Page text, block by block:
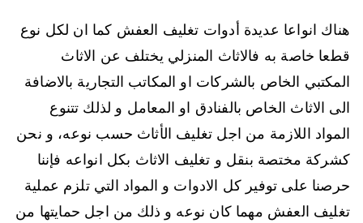
هناك انواعا عديدة أدوات تغليف العفش كما ان لكل نوع
قطعا خاصة به فالاثاث المنزلي يختلف عن الاثاث
المكتبي الخاص بالشركات او المكاتب التجارية بالاضافة
الى الاثاث الخاص بالفنادق او المعامل و لذلك تتنوع
المواد اللازمة من اجل تغليف الأثاث حسب نوعه، و نحن
كشركة مختصة بنقل و تغليف الاثاث بكل انواعه فإننا
حرصنا على توفير كل الادوات و المواد التي تلزم عملية
تغليف العفش مهما كان نوعه و ذلك من اجل حمايتها من